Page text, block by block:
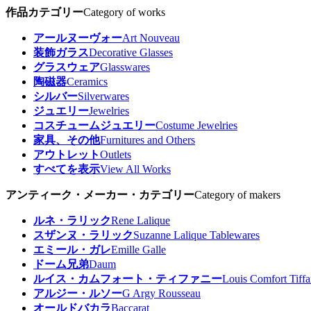
作品カテゴリーCategory of works
アールヌーヴォーArt Nouveau
装飾ガラスDecorative Glasses
グラスウェアGlasswares
陶磁器Ceramics
シルバーSilverwares
ジュエリーJewelries
コスチュームジュエリーCostume Jewelries
家具、その他Furnitures and Others
アウトレットOutlets
すべてを表示View All Works
アンティーク・メーカー・カテゴリーCategory of makers
ルネ・ラリックRene Lalique
スザンヌ・ラリックSuzanne Lalique Tablewares
エミール・ガレEmille Galle
ドーム兄弟Daum
ルイス・カムフォート・ティファニーLouis Comfort
アルジー・ルソーG Argy Rousseau
オールドバカラBaccarat